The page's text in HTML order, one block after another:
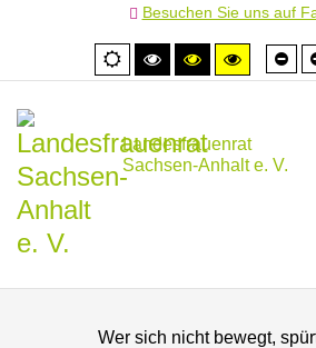
Besuchen Sie uns auf
Normale
Ansicht
Hoher
Kontrast
Hoher
Kontrast
Hoher
Kontrast
Landesfrauenrat
Sachsen-Anhalt e. V.
Wer sich nicht bewegt,